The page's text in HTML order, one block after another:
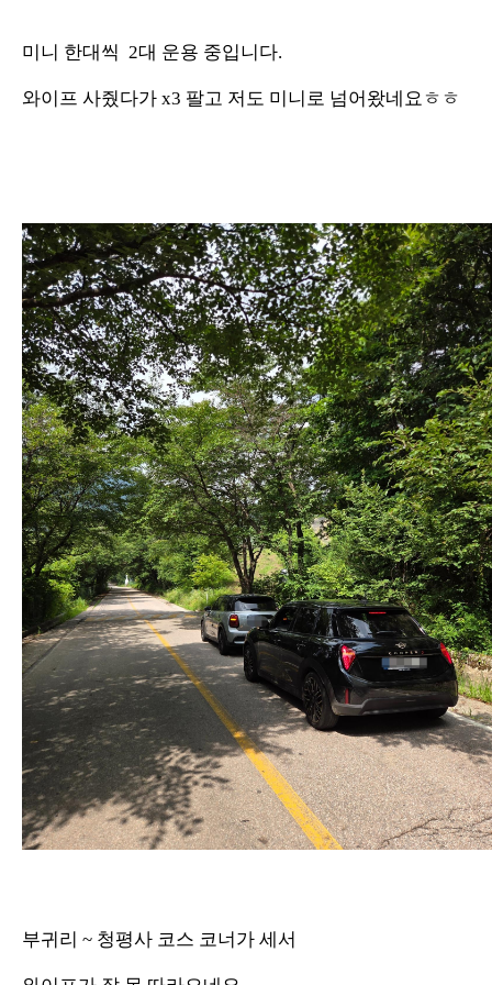
미니 한대씩 2대 운용 중입니다.
와이프 사줬다가 x3 팔고 저도 미니로 넘어왔네요ㅎㅎ
부귀리 ~ 청평사 코스 코너가 세서